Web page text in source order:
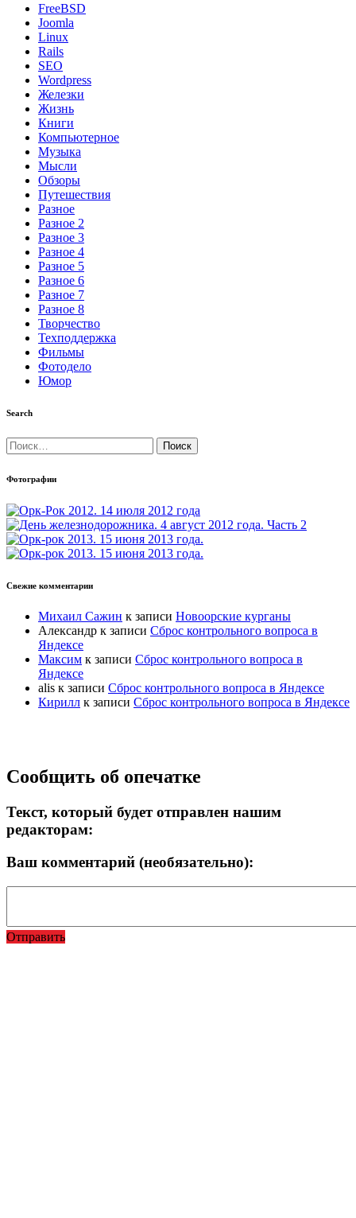
FreeBSD
Joomla
Linux
Rails
SEO
Wordpress
Железки
Жизнь
Книги
Компьютерное
Музыка
Мысли
Обзоры
Путешествия
Разное
Разное 2
Разное 3
Разное 4
Разное 5
Разное 6
Разное 7
Разное 8
Творчество
Техподдержка
Фильмы
Фотодело
Юмор
Search
Найти:
Фотографии
Свежие комментарии
Михаил Сажин к записи Новоорские курганы
Александр к записи Сброс контрольного вопроса в
Яндексе
Максим к записи Сброс контрольного вопроса в
Яндексе
alis к записи Сброс контрольного вопроса в Яндексе
Кирилл к записи Сброс контрольного вопроса в Яндексе
Прокрутка
вверх
Сообщить об опечатке
Текст, который будет отправлен нашим
редакторам:
Ваш комментарий (необязательно):
Отправить